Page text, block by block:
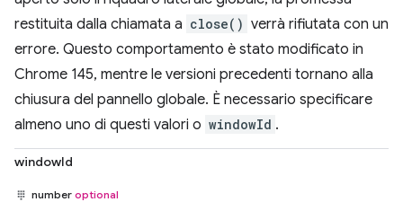
restituita dalla chiamata a close() verrà rifiutata con un
errore. Questo comportamento è stato modificato in
Chrome 145, mentre le versioni precedenti tornano alla
chiusura del pannello globale. È necessario specificare
almeno uno di questi valori o windowId .
windowId
number optional